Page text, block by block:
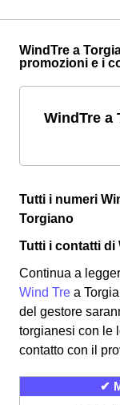
WindTre a
promozioni e i
WindTre a
Tutti i numeri
Torgiano
Tutti i contatti di
Continua a
Wind Tre a
del gestore
torgianesi con le
contatto con il
✔